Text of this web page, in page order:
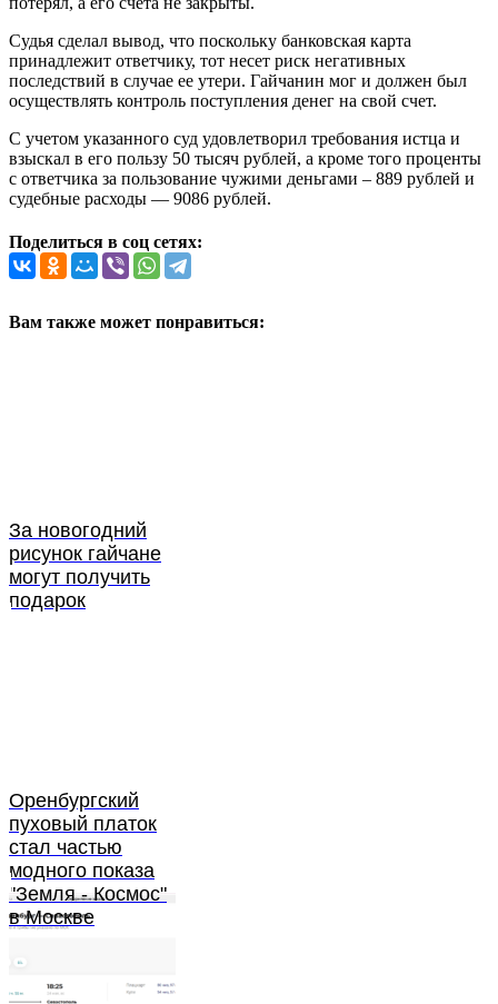
Судья сделал вывод, что поскольку банковская карта
принадлежит ответчику, тот несет риск негативных
последствий в случае ее утери. Гайчанин мог и должен был
осуществлять контроль поступления денег на свой счет.
С учетом указанного суд удовлетворил требования истца и
взыскал в его пользу 50 тысяч рублей, а кроме того проценты
с ответчика за пользование чужими деньгами – 889 рублей и
судебные расходы — 9086 рублей.
Поделиться в соц сетях:
Вам также может понравиться:
За новогодний
рисунок гайчане
могут получить
подарок
Оренбургский
пуховый платок
стал частью
модного показа
"Земля - Космос"
в Москве